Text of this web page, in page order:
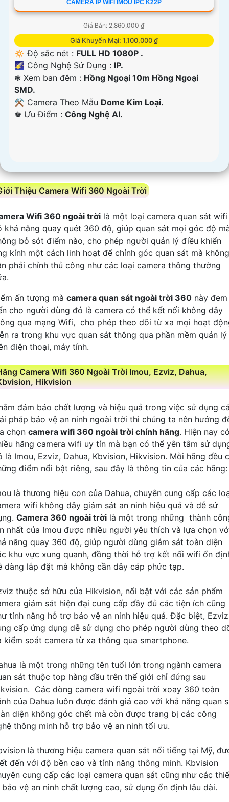
CAMERA IP WIFI IMOU IPC K22P
Giá Bán: 2,860,000 ₫
Giá Khuyến Mại: 1,100,000 ₫
🔅 Độ sắc nét : FULL HD 1080P .
🌠 Công Nghệ Sử Dụng : IP.
❃ Xem ban đêm : Hồng Ngoại 10m Hồng Ngoại
SMD.
⚒ Camera Theo Mẫu Dome Kim Loại.
️♚ Ưu Điểm : Công Nghệ AI.
Thiệu Camera Wifi 360 Ngoài Trời
Wifi 360 ngoài trời là một loại camera quan sát wifi
khả năng quay quét 360 độ, giúp quan sát mọi góc độ
bỏ sót điểm nào, cho phép người quản lý điều khiển
kính một cách linh hoạt để chỉnh góc quan sát mà không
phải chỉnh thủ công như các loại camera thông thường
ấn tượng mà camera quan sát ngoài trời 360 này đem
cho người dùng đó là camera có thể kết nối không dây
qua mạng Wifi, cho phép theo dõi từ xa mọi hoạt
ra trong khu vực quan sát thông qua phần mềm quản lý
điện thoại, máy tính.
Camera Wifi 360 Ngoài Trời Imou, Ezviz, Dahua,
Hikvision
đảm bảo chất lượng và hiệu quả trong việc sử dụng
pháp bảo vệ an ninh ngoài trời thì chúng ta nên hướng
chọn camera wifi 360 ngoài trời chính hãng. Hiện nay
hãng camera wifi uy tín mà bạn có thể yên tâm sử
là Imou, Ezviz, Dahua, Kbvision, Hikvision. Mỗi hãng đều
điểm nổi bật riêng, sau đây là thông tin của các hãng:
là thương hiệu con của Dahua, chuyên cung cấp các
wifi không dây giám sát an ninh hiệu quả và dễ sử
Camera 360 ngoài trời là một trong những thành
nhất của Imou được nhiều người yêu thích và lựa chọn
năng quay 360 độ, giúp người dùng giám sát toàn diện
khu vực xung quanh, đồng thời hỗ trợ kết nối wifi ổn
dàng lắp đặt mà không cần dây cáp phức tạp.
thuộc sở hữu của Hikvision, nổi bật với các sản phẩm
giám sát hiện đại cung cấp đầy đủ các tiện ích cũng
tính năng hỗ trợ bảo vệ an ninh hiệu quả. Đặc biệt, Ezviz
cấp ứng dụng dễ sử dụng cho phép người dùng theo
kiểm soát camera từ xa thông qua smartphone.
là một trong những tên tuổi lớn trong ngành camera
sát thuộc top hàng đầu trên thế giới chỉ đứng sau
Các dòng camera wifi ngoài trời xoay 360 toàn
của Dahua luôn được đánh giá cao với khả năng quan
diện không góc chết mà còn được trang bị các công
thông minh hỗ trợ bảo vệ an ninh tối ưu.
là thương hiệu camera quan sát nổi tiếng tại Mỹ,
đến với độ bền cao và tính năng thông minh. Kbvision
cung cấp các loại camera quan sát cũng như các
vệ an ninh chất lượng cao, sử dụng ổn định lâu dài.